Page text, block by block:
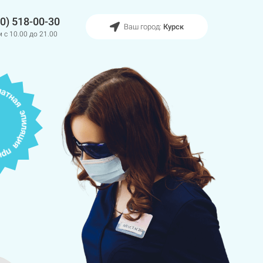
518-00-30
с 10.00 до 21.00
Ваш город: Курск